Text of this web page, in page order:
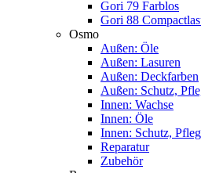
Gori 79 Farblos
Gori 88
Osmo
Außen: Öle
Außen: Lasuren
Außen: Deckfarben
Außen: Schutz,
Innen: Wachse
Innen: Öle
Innen: Schutz,
Reparatur
Zubehör